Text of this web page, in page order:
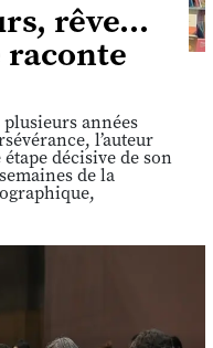
rêve...
raconte
années
l’auteur
décisive de son
de la